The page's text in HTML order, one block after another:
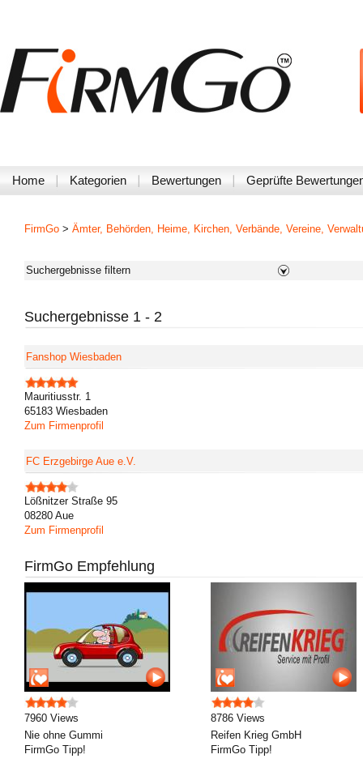
Home Kategorien Bewertungen Geprüfte
FirmGo > Ämter, Behörden, Heime, Kirchen, Verbände, Vereine,
Suchergebnisse filtern
Filtern nach Unternehmen mit:
Firmenvideos
sonstige Angebote
Produktvideos
Auszeichnungen
Bildern
Presse
Suchergebnisse 1 - 2
Fanshop Wiesbaden
Mauritiusstr. 1
65183 Wiesbaden
Zum Firmenprofil
FC Erzgebirge Aue e.V.
Lößnitzer Straße 95
08280 Aue
Zum Firmenprofil
FirmGo Empfehlung
7960 Views
Nie ohne Gummi
FirmGo Tipp!
8786 Views
Reifen Krieg GmbH
FirmGo Tipp!